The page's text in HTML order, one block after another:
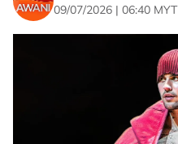
09/07/2026 | 06:40 MYT